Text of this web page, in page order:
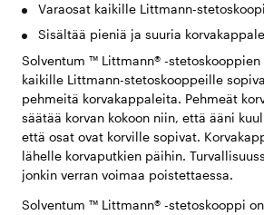
Varaosat kaikille Littmann-
Sisältää pieniä ja suuria
Solventum ™ Littmann® -stetoskooppien
kaikille Littmann-stetoskooppeille
pehmeitä korvakappaleita. Pehmeät
säätää korvan kokoon niin, että ääni
että osat ovat korville sopivat.
lähelle korvaputkien päihin.
jonkin verran voimaa poistettaessa.
Solventum ™ Littmann® -stetoskooppi